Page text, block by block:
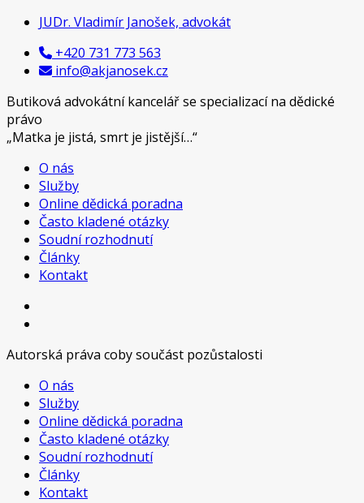
Přeskočit
obsah
JUDr. Vladimír Janošek, advokát
+420 731 773 563
info@akjanosek.cz
Butiková advokátní kancelář se specializací na dědické
právo
„Matka je jistá, smrt je jistější…“
JUDr. Vladimír Janošek, advokát
Butiková advokátní kancelář se specializací na dědické
právo
O nás
Služby
Online dědická poradna
Často kladené otázky
Soudní rozhodnutí
Články
Kontakt
Autorská práva coby součást pozůstalosti
O nás
Služby
Online dědická poradna
Často kladené otázky
Soudní rozhodnutí
Články
Kontakt